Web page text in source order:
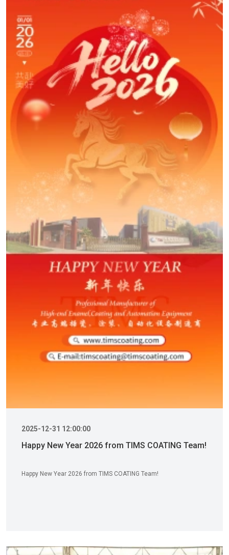
2025-12-31 12:00:00
Happy New Year 2026 from TIMS COATING Team!
Happy New Year 2026 from TIMS COATING Team!